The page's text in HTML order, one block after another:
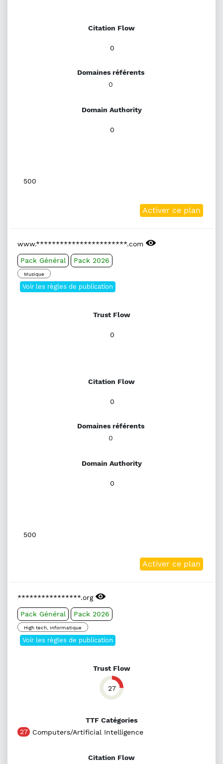
Citation Flow
0
Domaines référents
0
Domain Authority
0
500
Activer ce plan
www.***********************.com
Pack Général Pack 2026
Musique
Voir les règles de publication
Trust Flow
0
Citation Flow
0
Domaines référents
0
Domain Authority
0
500
Activer ce plan
****************.org
Pack Général Pack 2026
High tech, Informatique
Voir les règles de publication
Trust Flow
27
TTF Catégories
27
Computers/Artificial Intelligence
Citation Flow